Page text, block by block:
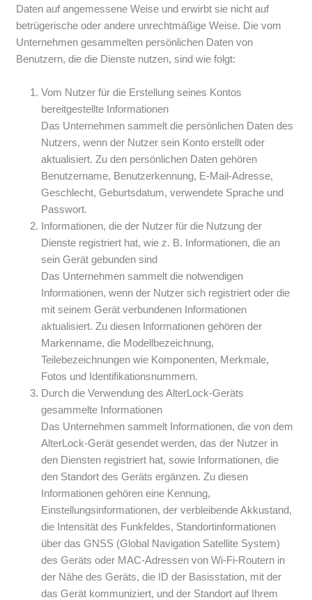
Daten auf angemessene Weise und erwirbt sie nicht auf
betrügerische oder andere unrechtmäßige Weise. Die vom
Unternehmen gesammelten persönlichen Daten von
Benutzern, die die Dienste nutzen, sind wie folgt:
Vom Nutzer für die Erstellung seines Kontos
bereitgestellte Informationen
Das Unternehmen sammelt die persönlichen Daten des
Nutzers, wenn der Nutzer sein Konto erstellt oder
aktualisiert. Zu den persönlichen Daten gehören
Benutzername, Benutzerkennung, E-Mail-Adresse,
Geschlecht, Geburtsdatum, verwendete Sprache und
Passwort.
Informationen, die der Nutzer für die Nutzung der
Dienste registriert hat, wie z. B. Informationen, die an
sein Gerät gebunden sind
Das Unternehmen sammelt die notwendigen
Informationen, wenn der Nutzer sich registriert oder die
mit seinem Gerät verbundenen Informationen
aktualisiert. Zu diesen Informationen gehören der
Markenname, die Modellbezeichnung,
Teilebezeichnungen wie Komponenten, Merkmale,
Fotos und Identifikationsnummern.
Durch die Verwendung des AlterLock-Geräts
gesammelte Informationen
Das Unternehmen sammelt Informationen, die von dem
AlterLock-Gerät gesendet werden, das der Nutzer in
den Diensten registriert hat, sowie Informationen, die
den Standort des Geräts ergänzen. Zu diesen
Informationen gehören eine Kennung,
Einstellungsinformationen, der verbleibende Akkustand,
die Intensität des Funkfeldes, Standortinformationen
über das GNSS (Global Navigation Satellite System)
des Geräts oder MAC-Adressen von Wi-Fi-Routern in
der Nähe des Geräts, die ID der Basisstation, mit der
das Gerät kommuniziert, und der Standort auf Ihrem